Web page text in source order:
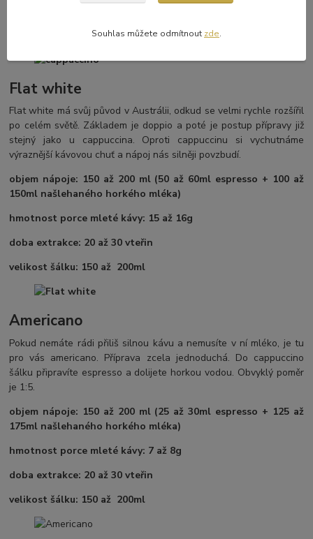
velikost šálku: 150 až 200ml
Flat white
Flat white má svůj původ v Austrálii, odkud se velmi rychle rozšířil
po celém světě. Základem je doppio a poté je postup přípravy již
stejný jako u cappuccina. Oproti cappuccinu si vychutnáme
výraznější kávovou chuť a nápoj nás silněji povzbudí.
objem nápoje: 150 až 200 ml (50 až 60ml espresso + 100 až
150ml našlehaného horkého mléka)
hmotnost porce mleté kávy: 15 až 16g
doba extrakce: 20 až 30 vteřin
velikost šálku: 150 až 200ml
Americano
Pokud nemáte rádi přiliš silnou kávu a nemusíte v ní mléko, je tu
pro vás americano. Příprava zcela jednoduchá. Do cappuccino
šálku připravíte espresso a dolijete horkou vodou. Obvyklý poměr
je 1:5.
objem nápoje: 150 až 200 ml (25 až 30ml espresso + 125 až
175ml našlehaného horkého mléka)
hmotnost porce mleté kávy: 7 až 8g
doba extrakce: 20 až 30 vteřin
velikost šálku: 150 až 200ml
Souhlas můžete odmítnout zde.